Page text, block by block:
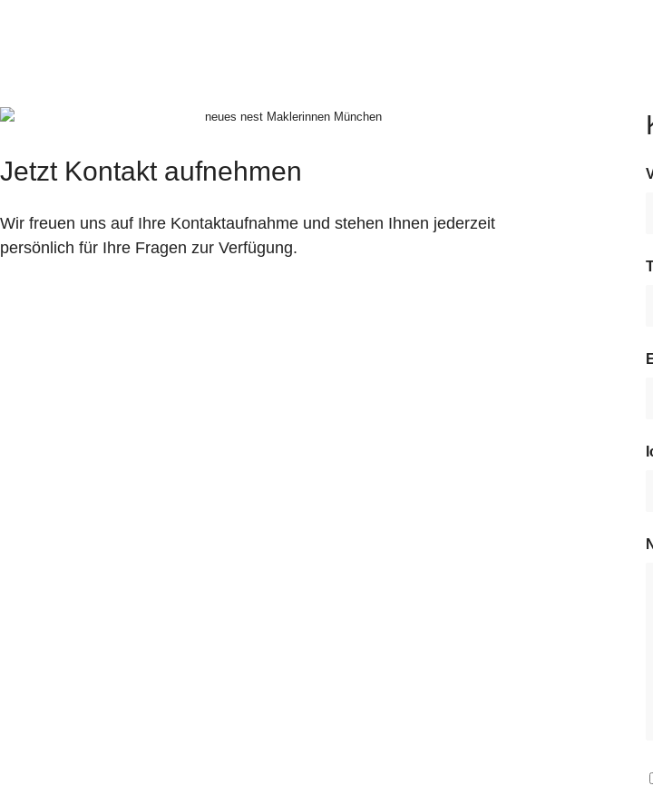
Jetzt Kontakt aufnehmen
Wir freuen uns auf Ihre Kontaktaufnahme und stehen Ihnen jederzeit
persönlich für Ihre Fragen zur Verfügung.